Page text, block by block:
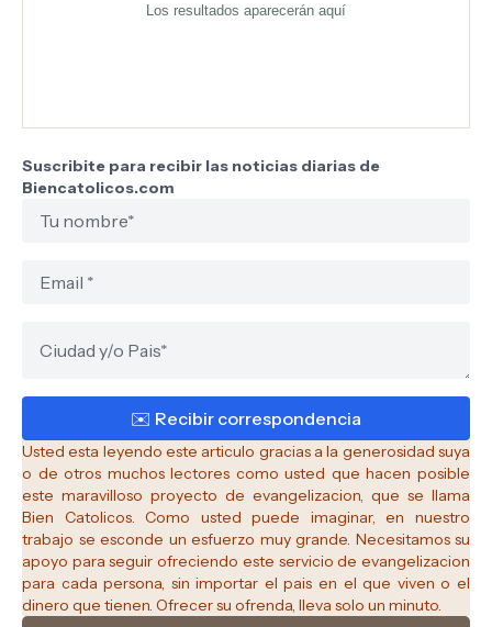
Los resultados aparecerán aquí
Suscribite para recibir las noticias diarias de
Biencatolicos.com
Usted esta leyendo este articulo gracias a la generosidad suya
o de otros muchos lectores como usted que hacen posible
este maravilloso proyecto de evangelizacion, que se llama
Bien Catolicos.Como usted puede imaginar, en nuestro
trabajo se esconde un esfuerzo muy grande. Necesitamos su
apoyo para seguir ofreciendo este servicio de evangelizacion
para cada persona, sin importar el pais en el que viven o el
dinero que tienen. Ofrecer su ofrenda, lleva solo un minuto.